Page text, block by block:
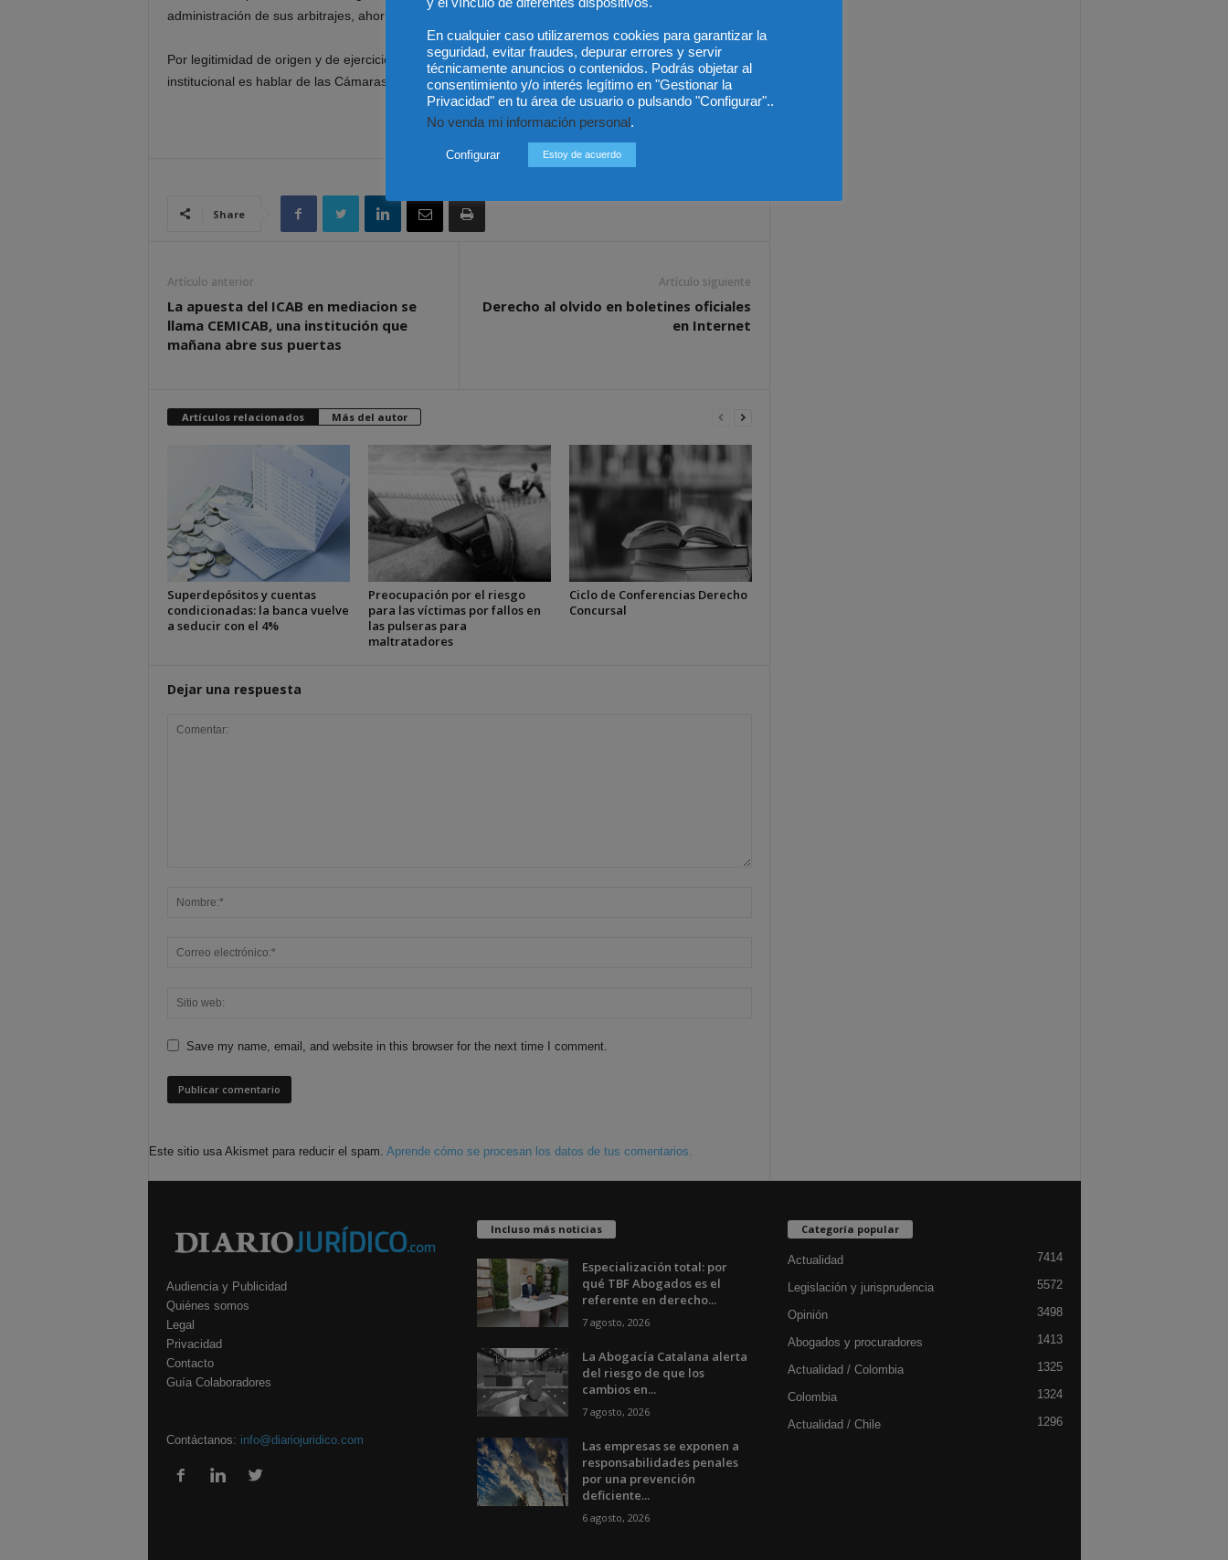
administración de sus arbitrajes, ahorrando tiempos y costes.
Por legitimidad de origen y de ejercicio, actualmente puede decirse que hablar del arbitraje
institucional es hablar de las Cámaras de Comercio.
Share
Artículo anterior
La apuesta del ICAB en mediacion se
llama CEMICAB, una institución que
mañana abre sus puertas
Artículo siguiente
Derecho al olvido en boletines oficiales
en Internet
Artículos relacionados Más del autor
Superdepósitos y cuentas
condicionadas: la banca vuelve
a seducir con el 4%
Preocupación por el riesgo
para las víctimas por fallos en
las pulseras para
maltratadores
Ciclo de Conferencias Derecho
Concursal
Dejar una respuesta
Save my name, email, and website in this browser for the next time I comment.
Este sitio usa Akismet para reducir el spam. Aprende cómo se procesan los datos de tus comentarios.
Audiencia y Publicidad
Quiénes somos
Legal
Privacidad
Contacto
Guía Colaboradores
Contáctanos: info@diariojuridico.com
Incluso más noticias
Especialización total: por
qué TBF Abogados es el
referente en derecho...
7 agosto, 2026
La Abogacía Catalana alerta
del riesgo de que los
cambios en...
7 agosto, 2026
Las empresas se exponen a
responsabilidades penales
por una prevención
deficiente...
6 agosto, 2026
Categoría popular
Actualidad 7414
Legislación y jurisprudencia 5572
Opinión 3498
Abogados y procuradores 1413
Actualidad / Colombia 1325
Colombia 1324
Actualidad / Chile 1296
En cualquier caso utilizaremos cookies para garantizar la
seguridad, evitar fraudes, depurar errores y servir
técnicamente anuncios o contenidos. Podrás objetar al
consentimiento y/o interés legítimo en "Gestionar la
Privacidad" en tu área de usuario o pulsando "Configurar"..
No venda mi información personal.
Configurar Estoy de acuerdo